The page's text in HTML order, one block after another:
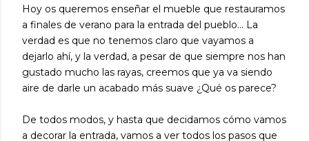
Hoy os queremos enseñar el mueble que restauramos
a finales de verano para la entrada del pueblo... La
verdad es que no tenemos claro que vayamos a
dejarlo ahí, y la verdad, a pesar de que siempre nos han
gustado mucho las rayas, creemos que ya va siendo
aire de darle un acabado más suave ¿Qué os parece?
De todos modos, y hasta que decidamos cómo vamos
a decorar la entrada, vamos a ver todos los pasos que